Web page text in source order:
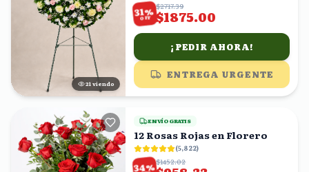
21 viendo
31%
OFF
$2717.39
$1875.00
¡PEDIR AHORA!
ENTREGA URGENTE
ENVÍO GRATIS
12 Rosas Rojas en Florero
(5,822)
34%$1452.02